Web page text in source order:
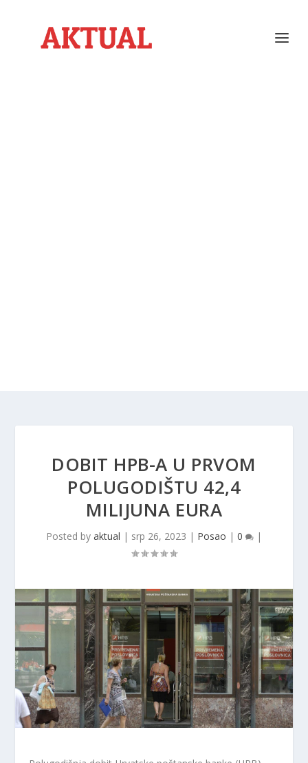
DOBIT HPB-A U PRVOM
POLUGODIŠTU 42,4
MILIJUNA EURA
Posted by aktual | srp 26, 2023 | Posao | 0 |